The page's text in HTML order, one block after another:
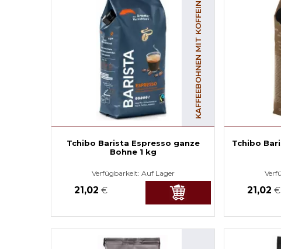
KAFFEEBOHNEN MIT KOFFEIN
Tchibo Barista Espresso ganze
Bohne 1 kg
Verfügbarkeit: Auf Lager
21,02 €
Tchibo
21,02 €